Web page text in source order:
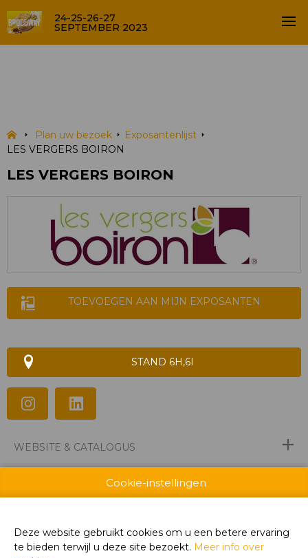
24-25-26-27
SEPTEMBER 2023
Plan uw bezoek
Exposantenlijst
LES VERGERS BOIRON
LES VERGERS BOIRON
TOEVOEGEN AAN MIJN EXPOSANTEN
STAND 6H,6I
WEBSITE & CATALOGUS
MERK
Cookie-instellingen
Deze website gebruikt cookies om u een betere ervaring
te bieden terwijl u deze site bezoekt. Meer info over